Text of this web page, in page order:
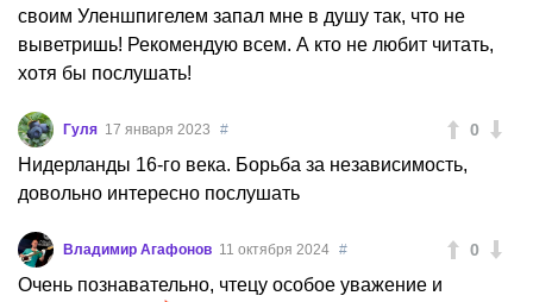
своим Уленшпигелем запал мне в душу так, что не
выветришь! Рекомендую всем. А кто не любит читать,
хотя бы послушать!
0
Гуля 17 января 2023 #
Нидерланды 16-го века. Борьба за независимость,
довольно интересно послушать
0
Владимир Агафонов 11 октября 2024 #
Очень познавательно, чтецу особое уважение и